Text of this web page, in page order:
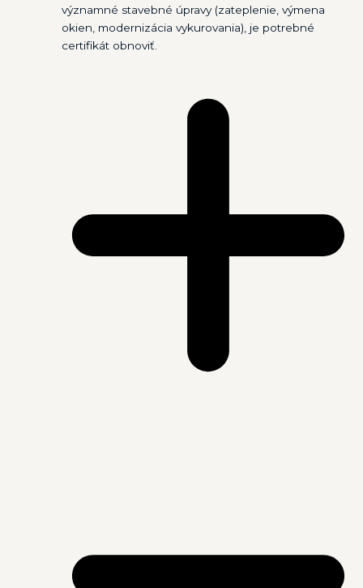
významné stavebné úpravy (zateplenie, výmena
okien, modernizácia vykurovania), je potrebné
certifikát obnoviť.